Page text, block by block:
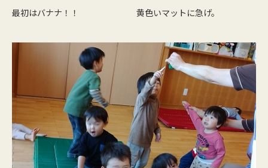
最初はバナナ！！ 黄色いマットに急げ。